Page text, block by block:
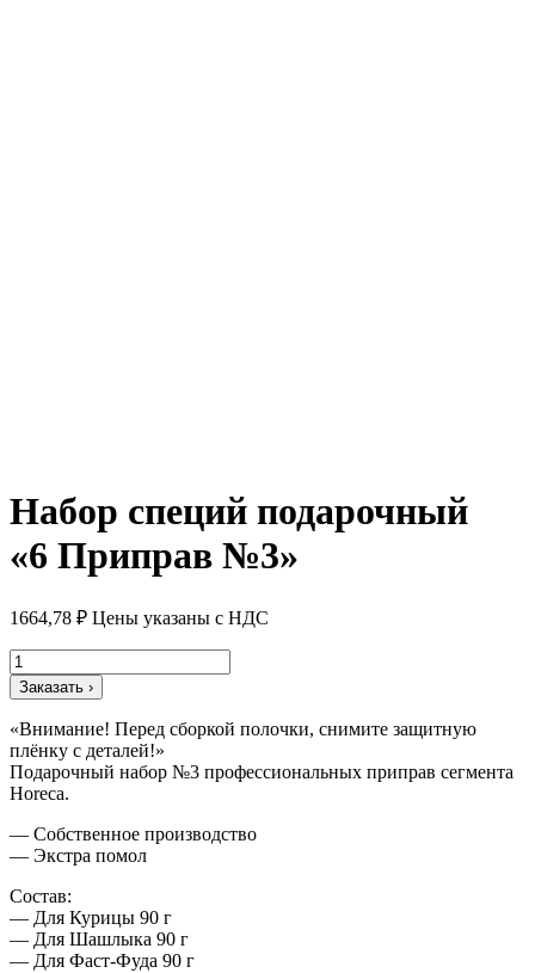
Набор специй подарочный
«6 Приправ №3»
1664,78 ₽ Цены указаны с НДС
Количество
товара
Набор
специй
подарочный
«6
Приправ
Заказать ›
«Внимание! Перед сборкой полочки, снимите защитную
плёнку с деталей!»
Подарочный набор №3 профессиональных приправ сегмента
Horeca.
— Собственное производство
— Экстра помол
Состав:
— Для Курицы 90 г
— Для Шашлыка 90 г
— Для Фаст-Фуда 90 г